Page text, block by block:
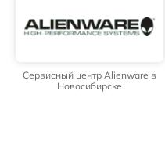
Сервисный центр Alienware в
Новосибирске